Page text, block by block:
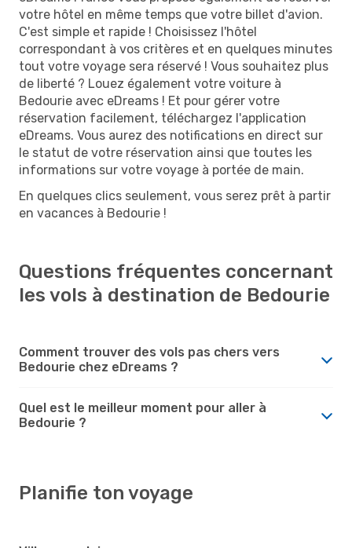
votre hôtel en même temps que votre billet d'avion.
C'est simple et rapide ! Choisissez l'hôtel
correspondant à vos critères et en quelques minutes
tout votre voyage sera réservé ! Vous souhaitez plus
de liberté ? Louez également votre voiture à
Bedourie avec eDreams ! Et pour gérer votre
réservation facilement, téléchargez l'application
eDreams. Vous aurez des notifications en direct sur
le statut de votre réservation ainsi que toutes les
informations sur votre voyage à portée de main.
En quelques clics seulement, vous serez prêt à partir
en vacances à Bedourie !
Questions fréquentes concernant
les vols à destination de Bedourie
Comment trouver des vols pas chers vers
Bedourie chez eDreams ?
Quel est le meilleur moment pour aller à
Bedourie ?
Planifie ton voyage